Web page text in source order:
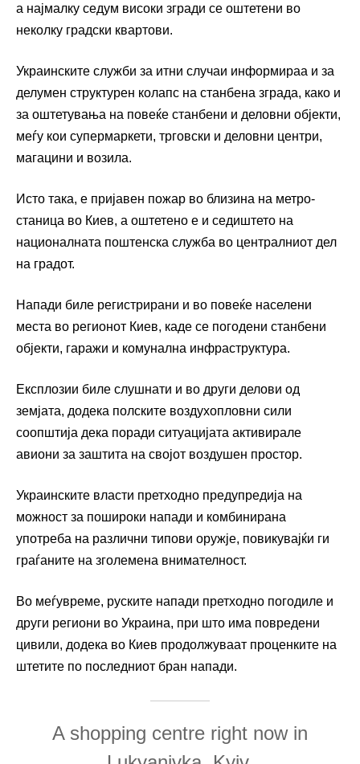
а најмалку седум високи згради се оштетени во
неколку градски квартови.
Украинските служби за итни случаи информираа и за
делумен структурен колапс на станбена зграда, како и
за оштетувања на повеќе станбени и деловни објекти,
меѓу кои супермаркети, трговски и деловни центри,
магацини и возила.
Исто така, е пријавен пожар во близина на метро-
станица во Киев, а оштетено е и седиштето на
националната поштенска служба во централниот дел
на градот.
Напади биле регистрирани и во повеќе населени
места во регионот Киев, каде се погодени станбени
објекти, гаражи и комунална инфраструктура.
Експлозии биле слушнати и во други делови од
земјата, додека полските воздухопловни сили
соопштија дека поради ситуацијата активирале
авиони за заштита на својот воздушен простор.
Украинските власти претходно предупредија на
можност за пошироки напади и комбинирана
употреба на различни типови оружје, повикувајќи ги
граѓаните на зголемена внимателност.
Во меѓувреме, руските напади претходно погодиле и
други региони во Украина, при што има повредени
цивили, додека во Киев продолжуваат проценките на
штетите по последниот бран напади.
A shopping centre right now in